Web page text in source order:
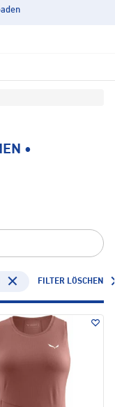
•
FILTER LÖSCHEN